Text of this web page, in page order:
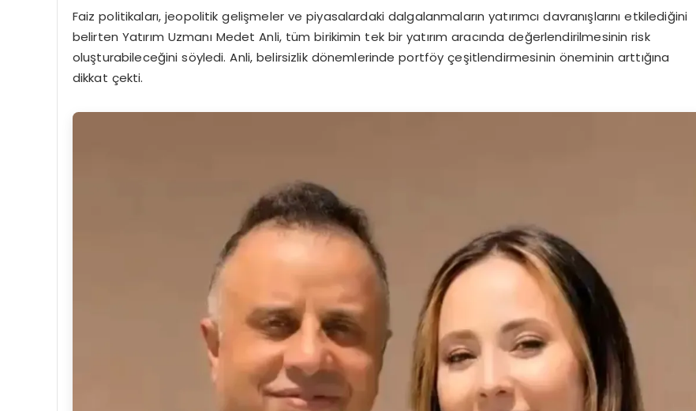
Faiz politikaları, jeopolitik gelişmeler ve piyasalardaki dalgalanmaların yatırımcı davranışlarını etkilediğini
belirten Yatırım Uzmanı Medet Anli, tüm birikimin tek bir yatırım aracında değerlendirilmesinin risk
oluşturabileceğini söyledi. Anli, belirsizlik dönemlerinde portföy çeşitlendirmesinin öneminin arttığına
dikkat çekti.